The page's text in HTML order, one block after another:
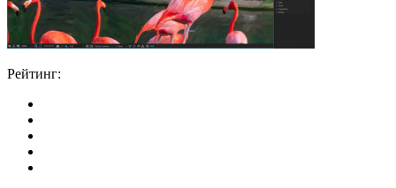
Рейтинг: